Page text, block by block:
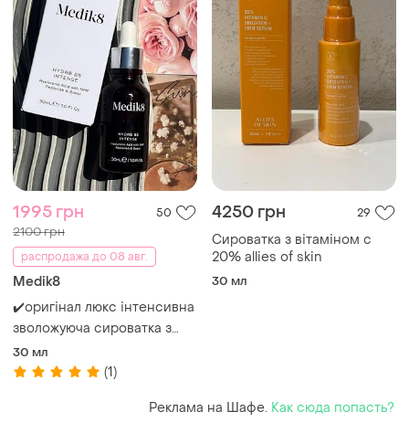
1995 грн 50
2100 грн
распродажа до 08 авг.
Medik8
✔️оригінал люкс інтенсивна
зволожуюча сироватка з
гіалуроновою кислотою
medik8 hydr8 b5 intense
30 мл
(1)
4250 грн 29
Сироватка з вітаміном с
20% allies of skin
30 мл
Реклама на Шафе. Как сюда попасть?